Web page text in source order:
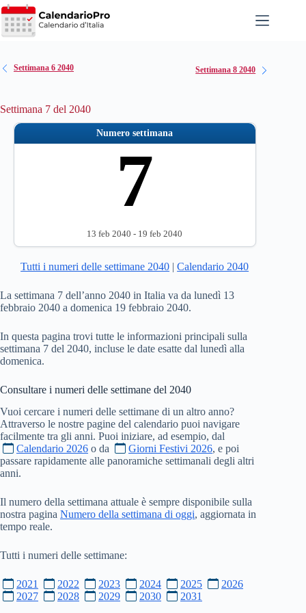
Salta
al
contenuto
Settimana 6 2040 Settimana 8 2040
Settimana 7 del 2040
Numero settimana
7
13 feb 2040 - 19 feb 2040
Tutti i numeri delle settimane 2040 |Calendario 2040
La settimana 7 dell’anno 2040 in Italia va da lunedì 13
febbraio 2040 a domenica 19 febbraio 2040.
In questa pagina trovi tutte le informazioni principali sulla
settimana 7 del 2040, incluse le date esatte dal lunedì alla
domenica.
Consultare i numeri delle settimane del 2040
Vuoi cercare i numeri delle settimane di un altro anno?
Attraverso le nostre pagine del calendario puoi navigare
facilmente tra gli anni. Puoi iniziare, ad esempio, dal
Calendario 2026 o da Giorni Festivi 2026, e poi
passare rapidamente alle panoramiche settimanali degli altri
anni.
Il numero della settimana attuale è sempre disponibile sulla
nostra pagina Numero della settimana di oggi, aggiornata in
tempo reale.
Tutti i numeri delle settimane:
2021 2022 2023 2024 2025
2026
2027
2028 2029 2030 2031